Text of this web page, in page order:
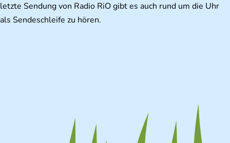
letzte Sendung von Radio RiO gibt es auch rund um die Uhr
als Sendeschleife zu hören.